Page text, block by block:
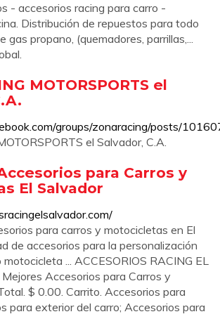
- accesorios racing para carro -
Distribución de repuestos para todo
gas propano, (quemadores, parrillas,...
MOTORSPORTS el
groups/zonaracing/posts/
el Salvador, C.A.
para Carros y
El Salvador
para carros y motocicletas en El
de accesorios para la personalización
... ACCESORIOS RACING EL
Accesorios para Carros y
$ 0.00. Carrito. Accesorios para
para exterior del carro; Accesorios para